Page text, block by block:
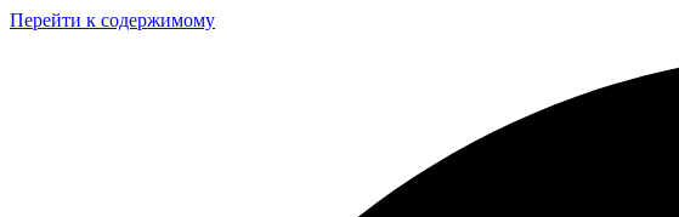
Перейти к содержимому